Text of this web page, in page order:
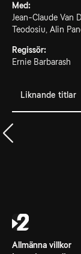
Med:
Jean-Claude Van
Teodosiu, Alin
Regissör:
Ernie Barbarash
Liknande titlar
Allmänna villkor